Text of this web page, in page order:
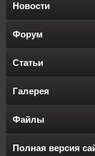
Новости
Форум
Статьи
Галерея
Файлы
Полная версия